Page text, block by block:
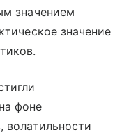
значением
значение
фоне
волатильности